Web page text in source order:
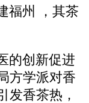
福州 ，其茶
的创新促进
方学派对香
发香茶热，